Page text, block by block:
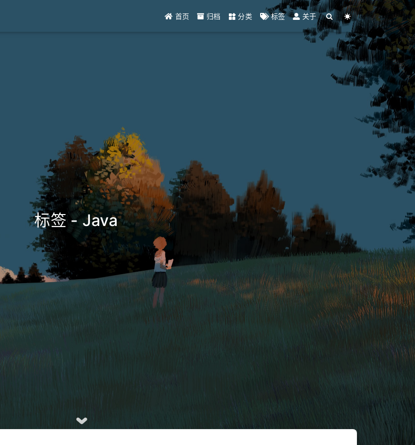
首页 归档 分类 标签 关于
标签 - Java_